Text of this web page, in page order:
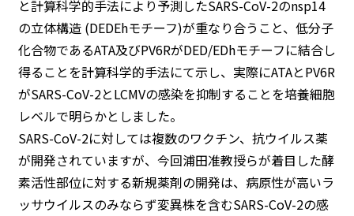
と計算科学的手法により予測したSARS-CoV-2のnsp14
の立体構造 (DEDEhモチーフ)が重なり合うこと、低分子
化合物であるATA及びPV6RがDED/EDhモチーフに結合し
得ることを計算科学的手法にて示し、実際にATAとPV6R
がSARS-CoV-2とLCMVの感染を抑制することを培養細胞
レベルで明らかとしました。
SARS-CoV-2に対しては複数のワクチン、抗ウイルス薬
が開発されていますが、今回浦田准教授らが着目した酵
素活性部位に対する新規薬剤の開発は、病原性が高いラ
ッサウイルスのみならず変異株を含むSARS-CoV-2の感